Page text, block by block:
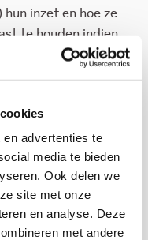
advertenties te
media te bieden
Ook delen we
site met onze
en analyse. Deze
met andere
inzet en hoe ze
te houden indien
(moeten) worden